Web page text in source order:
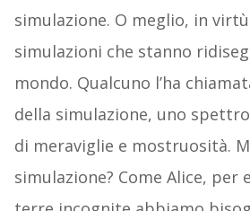
simulazione. O meglio, in
simulazioni che stanno
mondo. Qualcuno l’ha
della simulazione, uno
di meraviglie e mostruosità.
simulazione? Come Alice, per